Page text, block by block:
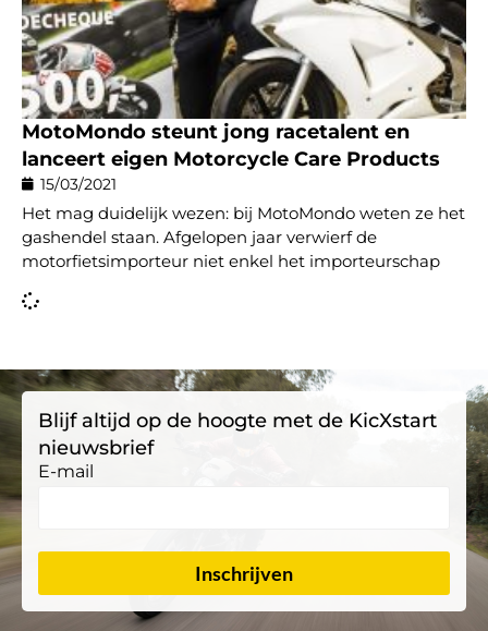
MotoMondo steunt jong racetalent en
lanceert eigen Motorcycle Care Products
15/03/2021
Het mag duidelijk wezen: bij MotoMondo weten ze het
gashendel staan. Afgelopen jaar verwierf de
motorfietsimporteur niet enkel het importeurschap
Blijf altijd op de hoogte met de KicXstart
nieuwsbrief
E-mail
Inschrijven